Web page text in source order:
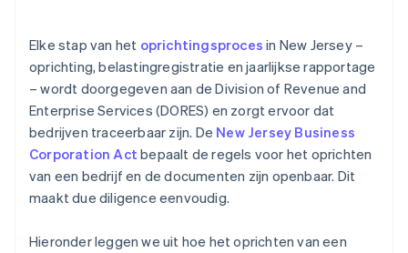
Organiseer je bedrijf intern
Aankoop van aandelen door de oprichter zonder
contant geld
Automatische indiening van
belastingkeuzeformulier 83(b)
Juridische bedrijfsdocumenten van wereldklasse
Een gratis jaar Stripe Payments, plus $ 50.000 aan
partnervoordelen en kortingen
Elke stap van het oprichtingsproces in New Jersey –
oprichting, belastingregistratie en jaarlijkse rapportage
– wordt doorgegeven aan de Division of Revenue and
Enterprise Services (DORES) en zorgt ervoor dat
bedrijven traceerbaar zijn. De New Jersey Business
Corporation Act bepaalt de regels voor het oprichten
van een bedrijf en de documenten zijn openbaar. Dit
maakt due diligence eenvoudig.
Hieronder leggen we uit hoe het oprichten van een